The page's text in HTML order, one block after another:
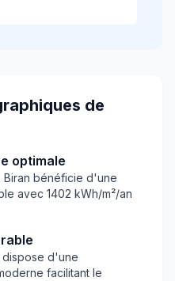
de
optimale
Biran bénéficie d'une
avec 1402 kWh/m²/an
dispose d'une
facilitant le